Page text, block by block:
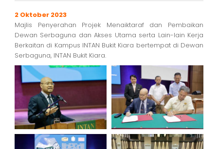
2 Oktober 2023
Majlis Penyerahan Projek Menaiktaraf dan Pembaikan
Dewan Serbaguna dan Akses Utama serta Lain-lain Kerja
Berkaitan di Kampus INTAN Bukit Kiara bertempat di Dewan
Serbaguna, INTAN Bukit Kiara.